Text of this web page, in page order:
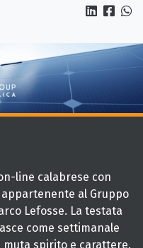
line calabrese con
appartenente al Gruppo
Lefosse. La testata
come settimanale
spirito e carattere.